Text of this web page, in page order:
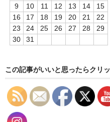
スタッフブログ
草津Tip店
9
10 11 12 13 14
15
16
17 18 19 20 21
22
23
24 25 26 27 28
29
30
31
この記事がいいと思ったらクリ